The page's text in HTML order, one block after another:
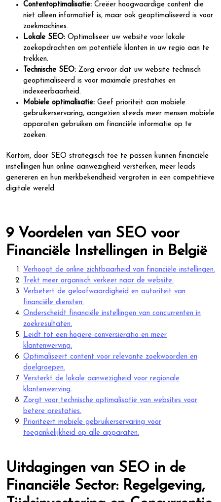
Contentoptimalisatie: Creëer hoogwaardige content die
niet alleen informatief is, maar ook geoptimaliseerd is voor
zoekmachines.
Lokale SEO: Optimaliseer uw website voor lokale
zoekopdrachten om potentiële klanten in uw regio aan te
trekken.
Technische SEO: Zorg ervoor dat uw website technisch
geoptimaliseerd is voor maximale prestaties en
indexeerbaarheid.
Mobiele optimalisatie: Geef prioriteit aan mobiele
gebruikerservaring, aangezien steeds meer mensen mobiele
apparaten gebruiken om financiële informatie op te
zoeken.
Kortom, door SEO strategisch toe te passen kunnen financiële
instellingen hun online aanwezigheid versterken, meer leads
genereren en hun merkbekendheid vergroten in een competitieve
digitale wereld.
9 Voordelen van SEO voor
Financiële Instellingen in België
Verhoogt de online zichtbaarheid van financiële instellingen.
Trekt meer organisch verkeer naar de website.
Verbetert de geloofwaardigheid en autoriteit van
financiële diensten.
Onderscheidt financiële instellingen van concurrenten in
zoekresultaten.
Leidt tot een hogere conversieratio en meer
klantenwerving.
Optimaliseert content voor relevante zoekwoorden en
doelgroepen.
Versterkt de lokale aanwezigheid voor regionale
klantenwerving.
Zorgt voor technische optimalisatie van websites voor
betere prestaties.
Prioriteert mobiele gebruikerservaring voor
toegankelijkheid op alle apparaten.
Uitdagingen van SEO in de
Financiële Sector: Regelgeving,